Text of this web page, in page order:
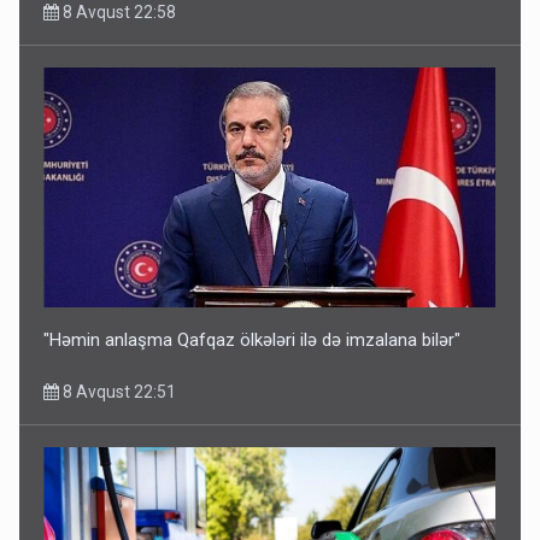
8 Avqust 22:58
"Həmin anlaşma Qafqaz ölkələri ilə də imzalana bilər"
8 Avqust 22:51